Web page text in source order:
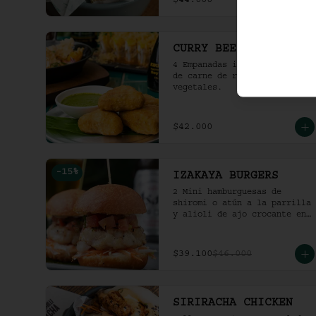
CURRY BEEF SAMOSA
4 Empanadas indias rellenas
de carne de res al curry y
vegetales.
$42.000
-15 % IZAKAYA BURGERS
2 Mini hamburguesas de
shiromi o atún a la parrilla
y alioli de ajo crocante en
$39.100$46.000
SIRIRACHA CHICKEN